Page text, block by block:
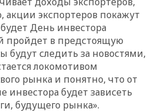
акции экспортеров покажут
День инвестора
пройдет в предстоящую
будут следить за новостями,
локомотивом
рынка и понятно, что от
будет зависеть
будущего рынка».